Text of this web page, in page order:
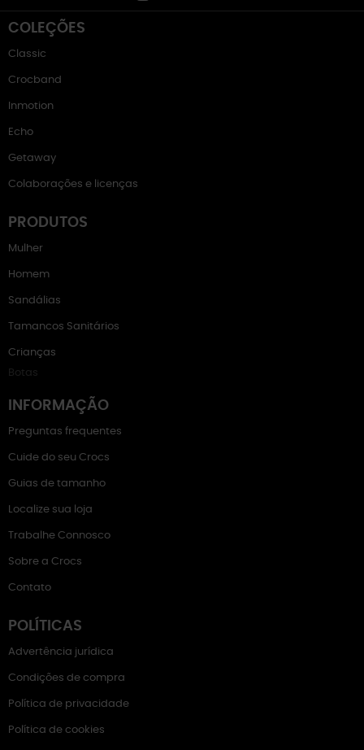
COLEÇÕES
Classic
Crocband
Inmotion
Echo
Getaway
Colaborações e licenças
PRODUTOS
Mulher
Homem
Sandálias
Tamancos Sanitários
Crianças
Botas
INFORMAÇÃO
Preguntas frequentes
Cuide do seu Crocs
Guias de tamanho
Localize sua loja
Trabalhe Connosco
Sobre a Crocs
Contato
POLÍTICAS
Advertência jurídica
Condições de compra
Política de privacidade
Política de cookies